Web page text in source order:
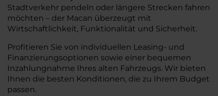
Stadtverkehr pendeln oder längere Strecken fahren
möchten – der Macan überzeugt mit
Wirtschaftlichkeit, Funktionalität und Sicherheit.
Profitieren Sie von individuellen Leasing- und
Finanzierungsoptionen sowie einer bequemen
Inzahlungnahme Ihres alten Fahrzeugs. Wir bieten
Ihnen die besten Konditionen, die zu Ihrem Budget
passen.